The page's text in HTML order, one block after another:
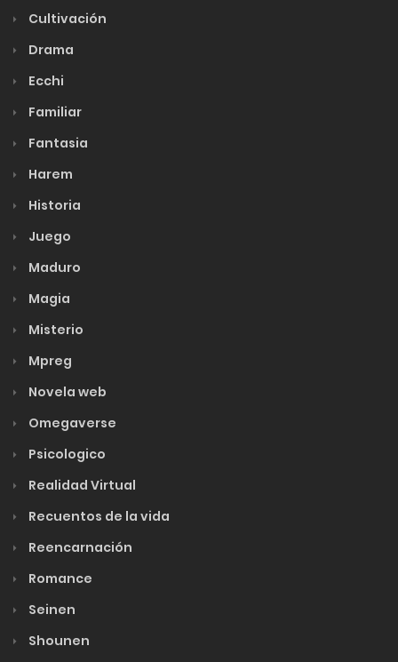
Cultivación
Drama
Ecchi
Familiar
Fantasia
Harem
Historia
Juego
Maduro
Magia
Misterio
Mpreg
Novela web
Omegaverse
Psicologico
Realidad Virtual
Recuentos de la vida
Reencarnación
Romance
Seinen
Shounen